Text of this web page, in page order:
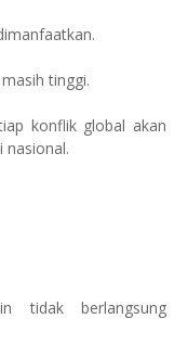
tinggi.
konflik global akan
nasional.
tidak berlangsung